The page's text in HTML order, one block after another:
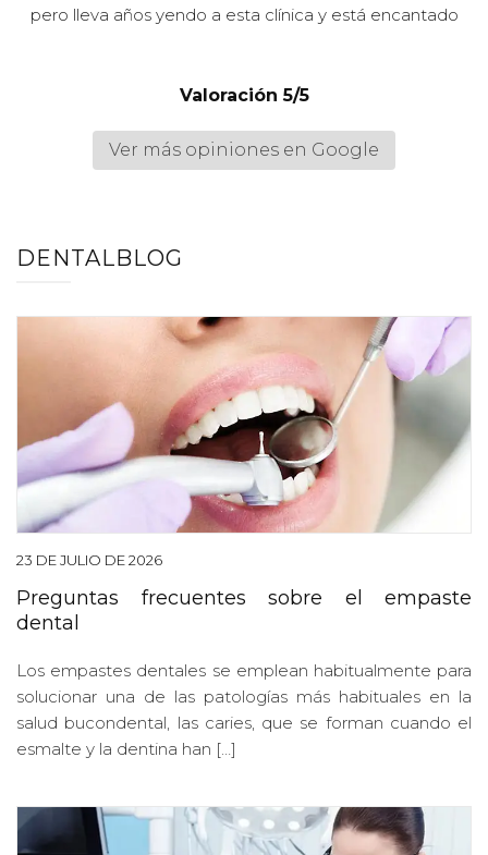
pero lleva años yendo a esta clínica y está encantado
Valoración 5/5
Ver más opiniones en Google
DENTALBLOG
23 DE JULIO DE 2026
Preguntas frecuentes sobre el empaste
dental
Los empastes dentales se emplean habitualmente para
solucionar una de las patologías más habituales en la
salud bucondental, las caries, que se forman cuando el
esmalte y la dentina han […]